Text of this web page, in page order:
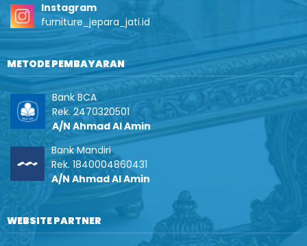
Instagram
furniture_jepara_jati.id
METODE PEMBAYARAN
Bank BCA
Rek. 2470320501
A/N Ahmad Al Amin
Bank Mandiri
Rek. 1840004860431
A/N Ahmad Al Amin
WEBSITE PARTNER